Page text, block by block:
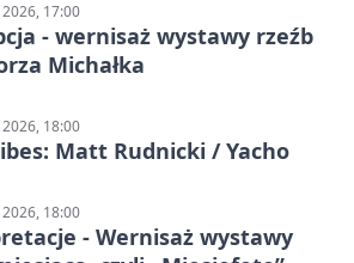
17:00
- wernisaż wystawy rzeźb
Michałka
18:00
Matt Rudnicki / Yacho
18:00
- Wernisaż wystawy